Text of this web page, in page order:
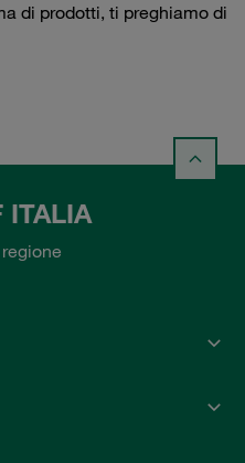
di prodotti, ti preghiamo di
ITALIA